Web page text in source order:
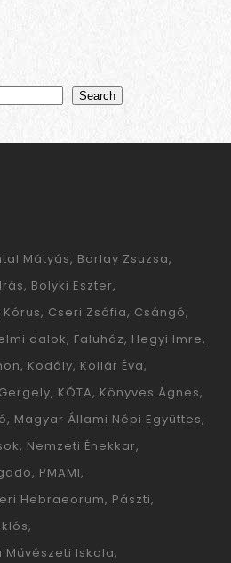
Search
Mátyás Barlay Zsuzsa
Bolyki Eszter
Cseri Zsófia Csángó
dalok Faluház Hegyi Imre
Kodály Kollár Éva
KÓTA Könyves Ágnes
Magyar Állami Népi Együttes
Nemzeti Énekkar
PMAMI
Hebraeorum Pászti
Művészeti Iskola